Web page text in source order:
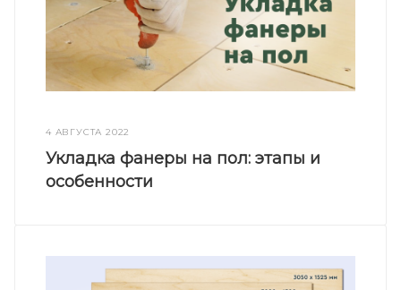
4 АВГУСТА 2022
Укладка фанеры на пол: этапы и
особенности